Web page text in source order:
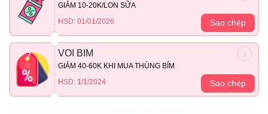
GIẢM 10-20K/LON SỮA
HSD: 01/01/2026
Sao chép
VOI BIM
GIẢM 40-60K KHI MUA THÙNG BỈM
HSD: 1/1/2024
Sao chép